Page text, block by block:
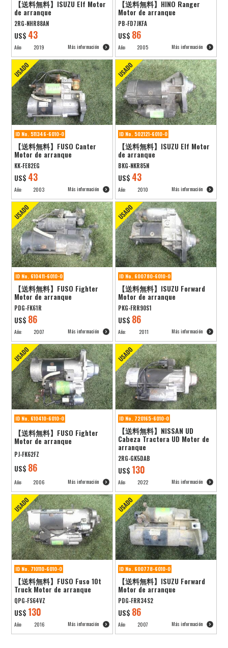
【送料無料】ISUZU Elf Motor
de arranque
2RG-NHR88AN
US$ 43
Año: 2019 Más información
【送料無料】HINO Ranger
Motor de arranque
PB-FD7JKFA
US$ 86
Año: 2005 Más información
ID No. 511346-6010-0
【送料無料】FUSO Canter
Motor de arranque
KK-FE82EG
US$ 43
Año: 2003 Más información
ID No. 502121-6010-0
【送料無料】ISUZU Elf Motor
de arranque
BKG-NKR85N
US$ 43
Año: 2010 Más información
ID No. 610411-6010-0
【送料無料】FUSO Fighter
Motor de arranque
PDG-FK61R
US$ 86
Año: 2007 Más información
ID No. 600780-6010-0
【送料無料】ISUZU Forward
Motor de arranque
PKG-FRR90S1
US$ 86
Año: 2011 Más información
ID No. 610410-6010-0
【送料無料】FUSO Fighter
Motor de arranque
PJ-FK62FZ
US$ 86
Año: 2006 Más información
ID No. 720165-6010-0
【送料無料】NISSAN UD
Cabeza Tractora UD Motor de
arranque
2RG-GK5DAB
US$ 130
Año: 2022 Más información
ID No. 710110-6010-0
【送料無料】FUSO Fuso 10t
Truck Motor de arranque
QPG-FS64VZ
US$ 130
Año: 2016 Más información
ID No. 600778-6010-0
【送料無料】ISUZU Forward
Motor de arranque
PDG-FRR34S2
US$ 86
Año: 2007 Más información